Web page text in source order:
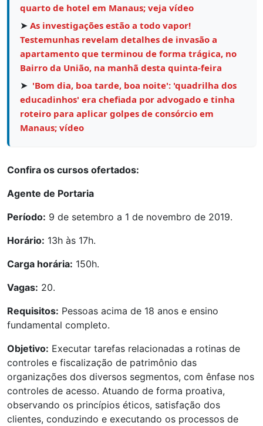
quarto de hotel em Manaus; veja vídeo
➤ As investigações estão a todo vapor!
Testemunhas revelam detalhes de invasão a
apartamento que terminou de forma trágica, no
Bairro da União, na manhã desta quinta-feira
➤ 'Bom dia, boa tarde, boa noite': 'quadrilha dos
educadinhos' era chefiada por advogado e tinha
roteiro para aplicar golpes de consórcio em
Manaus; vídeo
Confira os cursos ofertados:
Agente de Portaria
Período: 9 de setembro a 1 de novembro de 2019.
Horário: 13h às 17h.
Carga horária: 150h.
Vagas: 20.
Requisitos: Pessoas acima de 18 anos e ensino
fundamental completo.
Objetivo: Executar tarefas relacionadas a rotinas de
controles e fiscalização de patrimônio das
organizações dos diversos segmentos, com ênfase nos
controles de acesso. Atuando de forma proativa,
observando os princípios éticos, satisfação dos
clientes, conduzindo e executando os processos de